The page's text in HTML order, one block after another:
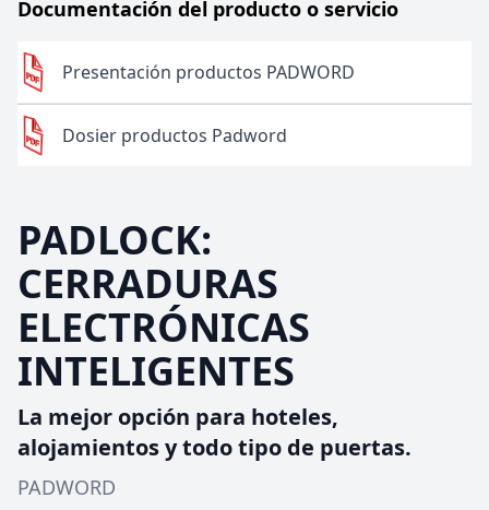
Documentación del producto o servicio
Presentación productos PADWORD
Dosier productos Padword
PADLOCK:
CERRADURAS
ELECTRÓNICAS
INTELIGENTES
La mejor opción para hoteles,
alojamientos y todo tipo de puertas.
PADWORD